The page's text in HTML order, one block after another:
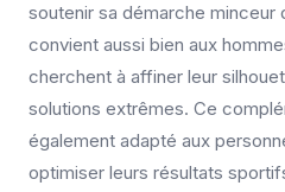
soutenir sa démarche minceur
convient aussi bien aux
cherchent à affiner leur
solutions extrêmes. Ce
également adapté aux
optimiser leurs résultats